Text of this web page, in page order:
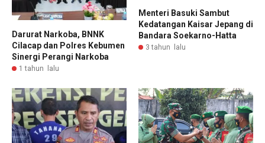
Darurat Narkoba, BNNK
Cilacap dan Polres Kebumen
Sinergi Perangi Narkoba
1 tahun lalu
Menteri Basuki Sambut
Kedatangan Kaisar Jepang di
Bandara Soekarno-Hatta
3 tahun lalu